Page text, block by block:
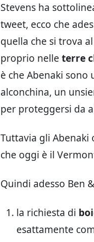
Stevens ha
tweet, ecco che
quella che si trova
proprio nelle terre
è che Abenaki
alconchina, un
per proteggersi da
Tuttavia gli
che oggi è il
Quindi adesso Ben
la richiesta di
esattamente